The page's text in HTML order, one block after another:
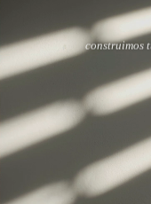
construimos